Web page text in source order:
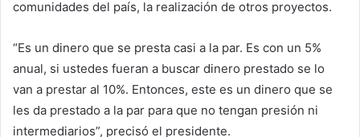
comunidades del país, la realización de otros proyectos.
“Es un dinero que se presta casi a la par. Es con un 5%
anual, si ustedes fueran a buscar dinero prestado se lo
van a prestar al 10%. Entonces, este es un dinero que se
les da prestado a la par para que no tengan presión ni
intermediarios”, precisó el presidente.